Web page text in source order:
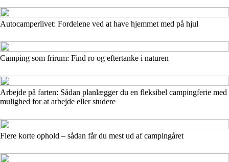
Autocamperlivet: Fordelene ved at have hjemmet med på hjul
Camping som frirum: Find ro og eftertanke i naturen
Arbejde på farten: Sådan planlægger du en fleksibel campingferie med
mulighed for at arbejde eller studere
Flere korte ophold – sådan får du mest ud af campingåret